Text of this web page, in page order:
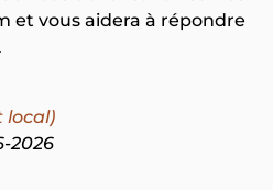
et vous aidera à répondre
local)
2026